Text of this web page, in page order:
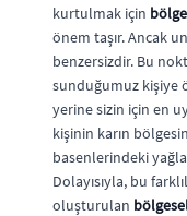
kurtulmak için
önem taşır. Ancak
benzersizdir. Bu
sunduğumuz kişiye
yerine sizin için en
kişinin karın
basenlerindeki
Dolayısıyla, bu
oluşturulan